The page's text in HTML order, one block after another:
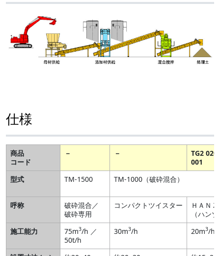
仕様
商品
コード
－ －
TG2
001
型式
TM-1500 TM-1000（破砕混合）
呼称
破砕混合／
破砕専用
コンパクトツイスター
ＨＡＮ
（ハン
施工能力
75m3/h ／
50t/h
30m3/h 20m3/h